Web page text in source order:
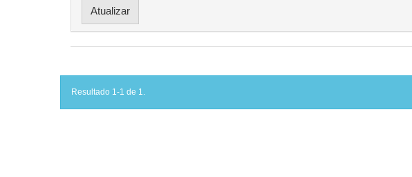
Resultado 1-1 de 1.